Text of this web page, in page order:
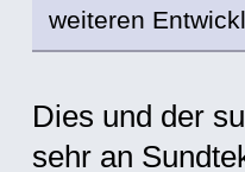
weiteren
Dies und der
sehr an